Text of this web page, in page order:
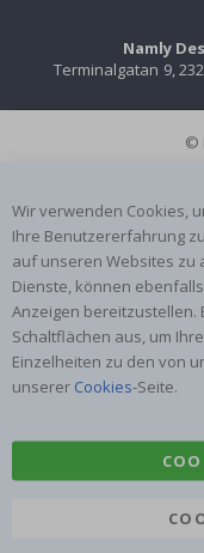
Namly
Terminalgatan 9,
©
Wir verwenden Cookies,
Ihre Benutzererfahrung
auf unseren Websites zu
Dienste, können
Anzeigen bereitzustellen.
Schaltflächen aus, um
Einzelheiten zu den von
unserer Cookies-Seite.